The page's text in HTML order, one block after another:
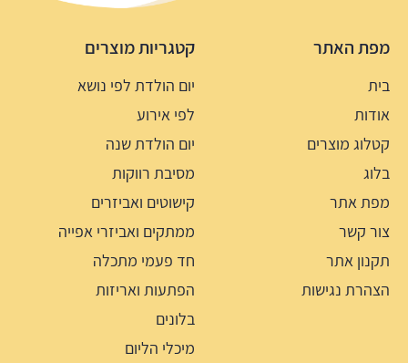
מפת האתר
בית
אודות
קטלוג מוצרים
בלוג
מפת אתר
צור קשר
תקנון אתר
הצהרת נגישות
קטגריות מוצרים
יום הולדת לפי נושא
לפי אירוע
יום הולדת שנה
מסיבת רווקות
קישוטים ואביזרים
ממתקים ואביזרי אפייה
חד פעמי מתכלה
הפתעות ואריזות
בלונים
מיכלי הליום